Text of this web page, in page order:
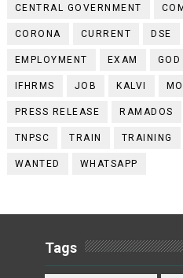
CENTRAL GOVERNMENT
CORONA CURRENT DSE
EMPLOYMENT EXAM GOD
IFHRMS JOB KALVI
PRESS RELEASE RAMADOS
TNPSC TRAIN TRAINING
WANTED WHATSAPP
Tags